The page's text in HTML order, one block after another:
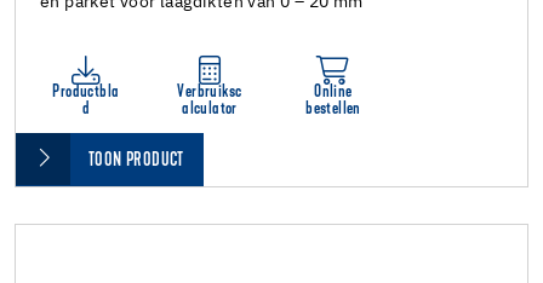
Productbla
d
Verbruiksc
alculator
Online
bestellen
TOON PRODUCT